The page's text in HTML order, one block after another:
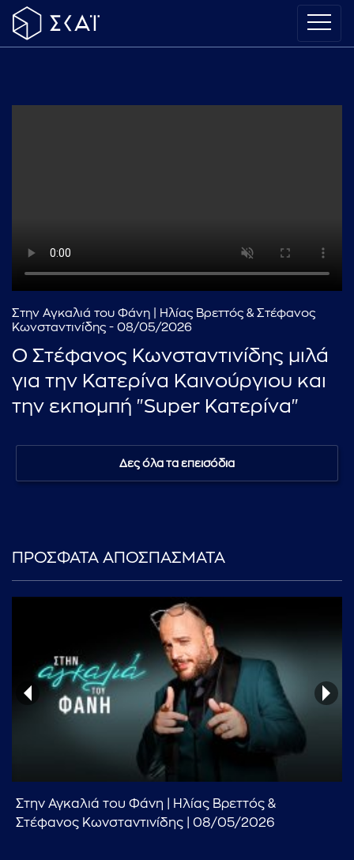
...πληκτρολογήστε κείμενο προς αναζήτηση
Στην Αγκαλιά του Φάνη | Ηλίας Βρεττός & Στέφανος
Κωνσταντινίδης - 08/05/2026
Ο Στέφανος Κωνσταντινίδης μιλά
για την Κατερίνα Καινούργιου και
την εκπομπή "Super Κατερίνα"
Δες όλα τα επεισόδια
ΠΡΟΣΦΑΤΑ ΑΠΟΣΠΑΣΜΑΤΑ
Στην Αγκαλιά του Φάνη | Ηλίας Βρεττός &
Στέφανος Κωνσταντινίδης | 08/05/2026